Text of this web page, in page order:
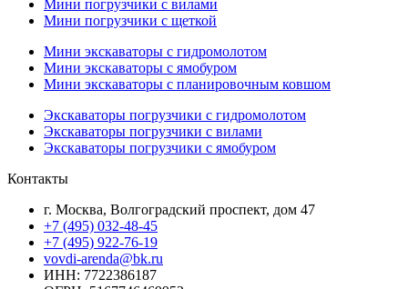
Мини погрузчики с вилами
Мини погрузчики с щеткой
Мини экскаваторы с гидромолотом
Мини экскаваторы с ямобуром
Мини экскаваторы с планировочным ковшом
Экскаваторы погрузчики с гидромолотом
Экскаваторы погрузчики с вилами
Экскаваторы погрузчики с ямобуром
Контакты
г. Москва, Волгоградский проспект, дом 47
+7 (495) 032-48-45
+7 (495) 922-76-19
vovdi-arenda@bk.ru
ИНН: 7722386187